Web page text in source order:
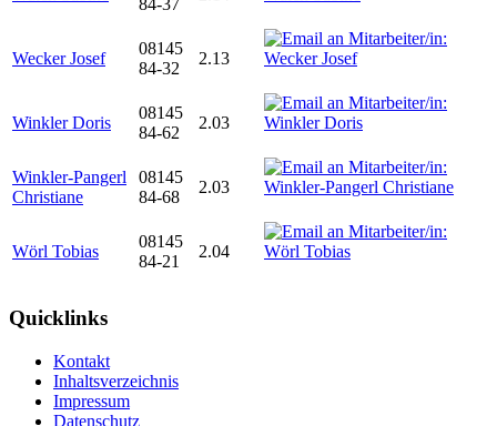
84-37
Wecker Josef
08145
84-32
2.13
Winkler Doris
08145
84-62
2.03
Winkler-Pangerl
Christiane
08145
84-68
2.03
Wörl Tobias
08145
84-21
2.04
Quicklinks
Kontakt
Inhaltsverzeichnis
Impressum
Datenschutz